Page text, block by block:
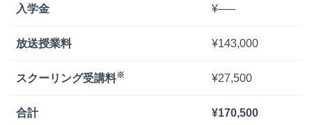
入学金 ¥—–
放送授業料 ¥143,000
スクーリング受講料※ ¥27,500
合計 ¥170,500